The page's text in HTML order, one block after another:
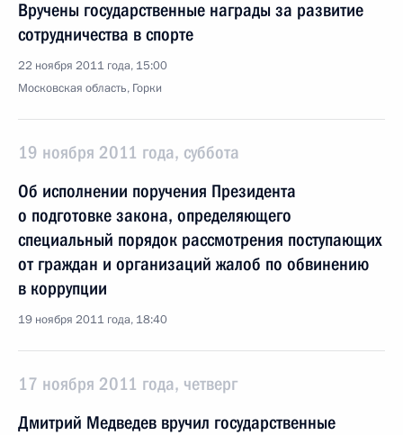
Вручены государственные награды за развитие
сотрудничества в спорте
22 ноября 2011 года, 15:00
Московская область, Горки
19 ноября 2011 года, суббота
Об исполнении поручения Президента
о подготовке закона, определяющего
специальный порядок рассмотрения поступающих
от граждан и организаций жалоб по обвинению
в коррупции
19 ноября 2011 года, 18:40
17 ноября 2011 года, четверг
Дмитрий Медведев вручил государственные